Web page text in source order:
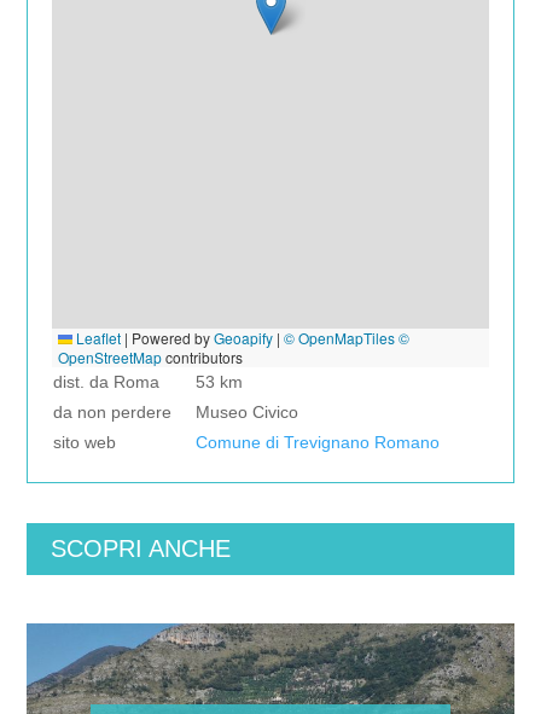
Leaflet | Powered byGeoapify |© OpenMapTiles ©
OpenStreetMapcontributors
dist. da Roma
53 km
da non perdere
Museo Civico
sito web
Comune di Trevignano Romano
SCOPRI ANCHE